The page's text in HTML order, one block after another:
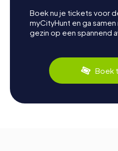
Boek nu je tickets voor
myCityHunt en ga
gezin op een spannend
Boek